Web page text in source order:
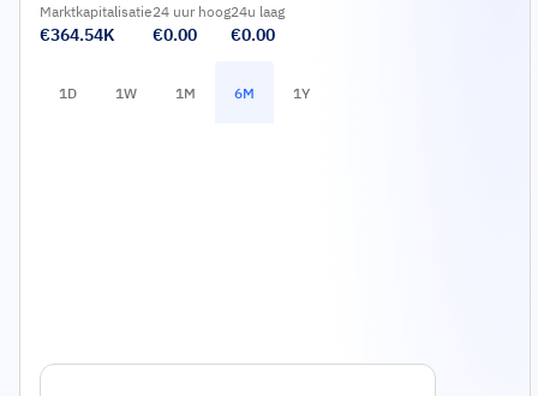
Marktkapitalisatie
€364.54K
24 uur hoog
€0.00
24u laag
€0.00
1D 1W 1M 6M 1Y